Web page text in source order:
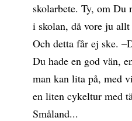
skolarbete. Ty, om
i skolan, då vore ju
Och detta får ej ske.
Du hade en god vän,
man kan lita på, med
en liten cykeltur med
Småland...